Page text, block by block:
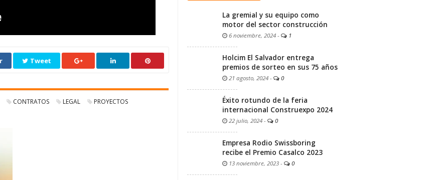
Tweet
CONTRATOS LEGAL PROYECTOS
La gremial y su equipo como
motor del sector construcción
6 noviembre, 2024 - 1
Holcim El Salvador entrega
premios de sorteo en sus 75 años
21 agosto, 2024 - 0
Éxito rotundo de la feria
internacional Construexpo 2024
22 julio, 2024 - 0
Empresa Rodio Swissboring
recibe el Premio Casalco 2023
13 noviembre, 2023 - 0